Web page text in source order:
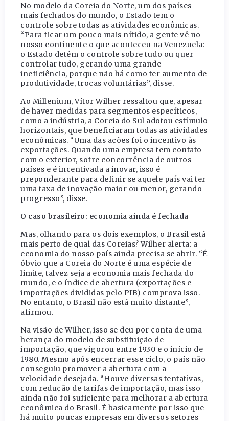
No modelo da Coreia do Norte, um dos países
mais fechados do mundo, o Estado tem o
controle sobre todas as atividades econômicas.
“Para ficar um pouco mais nítido, a gente vê no
nosso continente o que aconteceu na Venezuela:
o Estado detém o controle sobre tudo ou quer
controlar tudo, gerando uma grande
ineficiência, porque não há como ter aumento de
produtividade, trocas voluntárias”, disse.
Ao Millenium, Vítor Wilher ressaltou que, apesar
de haver medidas para segmentos específicos,
como a indústria, a Coreia do Sul adotou estímulo
horizontais, que beneficiaram todas as atividades
econômicas. “Uma das ações foi o incentivo às
exportações. Quando uma empresa tem contato
com o exterior, sofre concorrência de outros
países e é incentivada a inovar, isso é
preponderante para definir se aquele país vai ter
uma taxa de inovação maior ou menor, gerando
progresso”, disse.
O caso brasileiro: economia ainda é fechada
Mas, olhando para os dois exemplos, o Brasil está
mais perto de qual das Coreias? Wilher alerta: a
economia do nosso país ainda precisa se abrir. “É
óbvio que a Coreia do Norte é uma espécie de
limite, talvez seja a economia mais fechada do
mundo, e o índice de abertura (exportações e
importações divididas pelo PIB) comprova isso.
No entanto, o Brasil não está muito distante”,
afirmou.
Na visão de Wilher, isso se deu por conta de uma
herança do modelo de substituição de
importação, que vigorou entre 1930 e o início de
1980. Mesmo após encerrar esse ciclo, o país não
conseguiu promover a abertura com a
velocidade desejada. “Houve diversas tentativas,
com redução de tarifas de importação, mas isso
ainda não foi suficiente para melhorar a abertura
econômica do Brasil. É basicamente por isso que
há muito poucas empresas em diversos setores